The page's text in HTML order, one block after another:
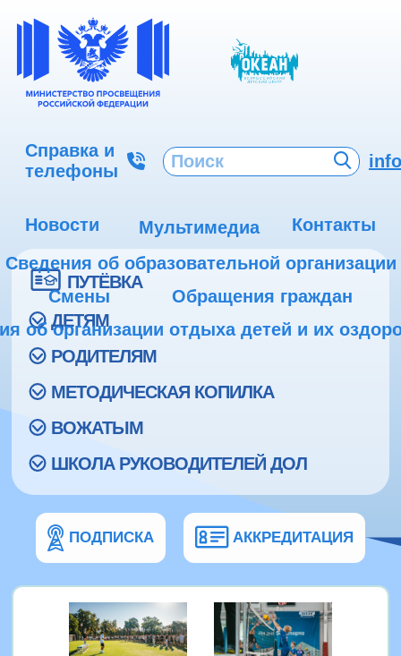
Справка и
телефоны
Новости Мультимедиа
Контакты
Сведения об образовательной организации
Смены
Обращения граждан
об организации отдыха детей и их
ПУТЁВКА
ДЕТЯМ
РОДИТЕЛЯМ
МЕТОДИЧЕСКАЯ КОПИЛКА
ВОЖАТЫМ
ШКОЛА РУКОВОДИТЕЛЕЙ ДОЛ
ПОДПИСКА АККРЕДИТАЦИЯ